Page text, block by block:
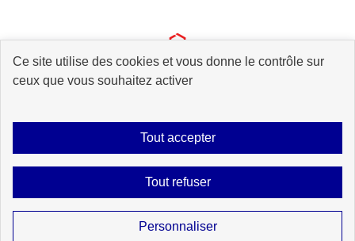
Ce site utilise des cookies et vous donne le contrôle sur
ceux que vous souhaitez activer
Tout accepter
Tout refuser
Personnaliser
Plan du site Accessibilité : partiellement conforme Mentions légales
Gestion des cookies
contenus de ce site sont proposés souslicence etalab-2.0